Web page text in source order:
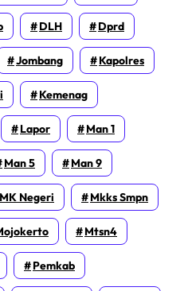
DLH Dprd
Jombang Kapolres
Kemenag
Lapor Man 1
Man 5 Man 9
Negeri Mkks Smpn
Mtsn4
Pemkab